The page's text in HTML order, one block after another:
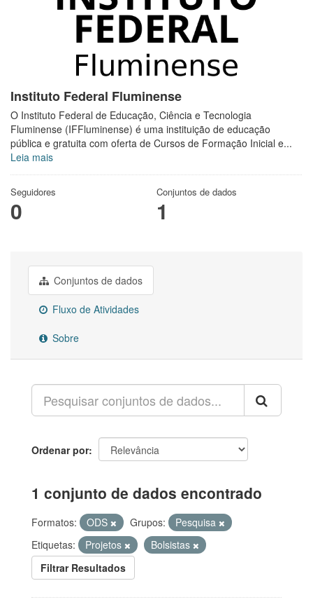
Instituto Federal Fluminense
O Instituto Federal de Educação, Ciência e Tecnologia
Fluminense (IFFluminense) é uma instituição de educação
pública e gratuita com oferta de Cursos de Formação Inicial e...
Leia mais
Seguidores
0
Conjuntos de dados
1
Conjuntos de dados
Fluxo de Atividades
Sobre
Ordenar por
1 conjunto de dados encontrado
Formatos: ODS Grupos:
Pesquisa
Etiquetas:
Projetos
Bolsistas
Filtrar Resultados